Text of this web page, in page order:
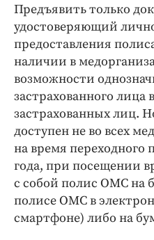
Предъявить только
удостоверяющий
предоставления
наличии в
возможности
застрахованного лица
застрахованных лиц.
доступен не во всех
на время переходного
года, при посещении
с собой полис ОМС на
полисе ОМС в
смартфоне) либо на